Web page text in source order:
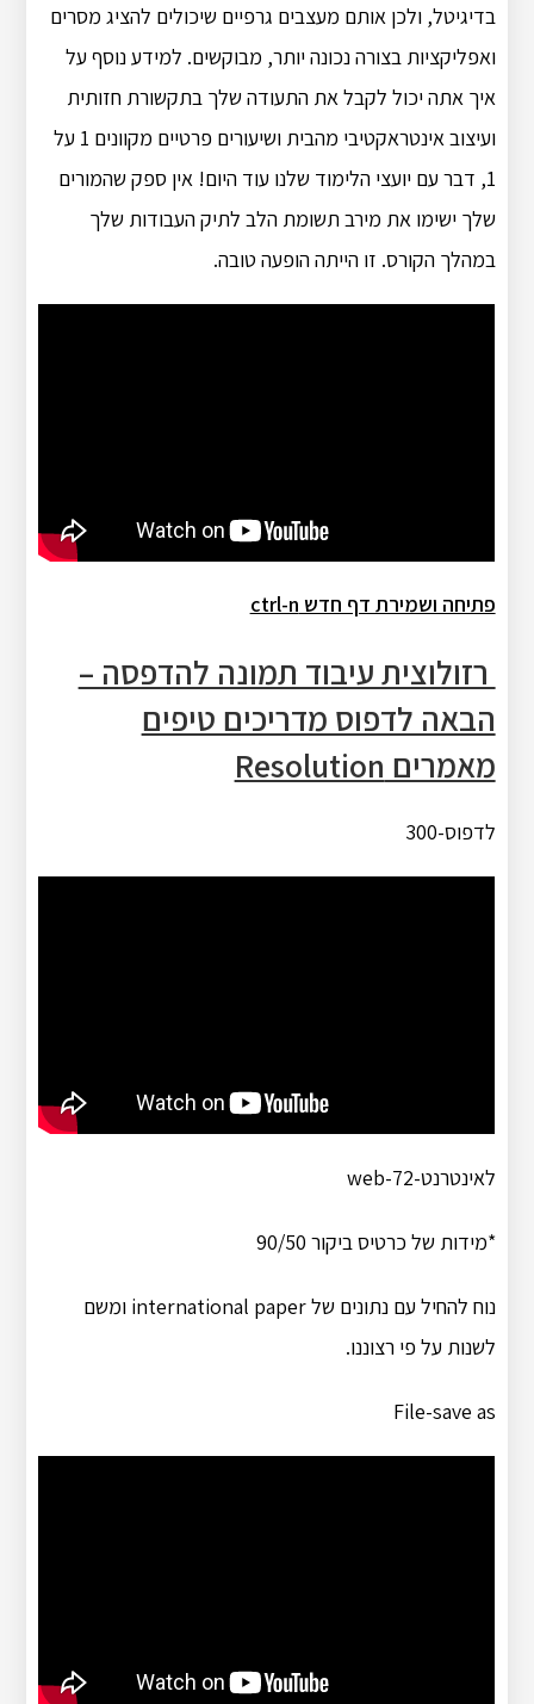
בדיגיטל, ולכן אותם מעצבים גרפיים שיכולים להציג מסרים
ואפליקציות בצורה נכונה יותר, מבוקשים. למידע נוסף על
איך אתה יכול לקבל את התעודה שלך בתקשורת חזותית
ועיצוב אינטראקטיבי מהבית ושיעורים פרטיים מקוונים 1 על
1, דבר עם יועצי הלימוד שלנו עוד היום! אין ספק שהמורים
שלך ישימו את מירב תשומת הלב לתיק העבודות שלך
במהלך הקורס. זו הייתה הופעה טובה.
פתיחה ושמירת דף חדש ctrl-n
רזולוצית עיבוד תמונה להדפסה –
הבאה לדפוס מדריכים טיפים
מאמרים Resolution
לדפוס-300
לאינטרנט-web-72
*מידות של כרטיס ביקור 90/50
נוח להחיל עם נתונים של international paper ומשם
לשנות על פי רצוננו.
File-save as